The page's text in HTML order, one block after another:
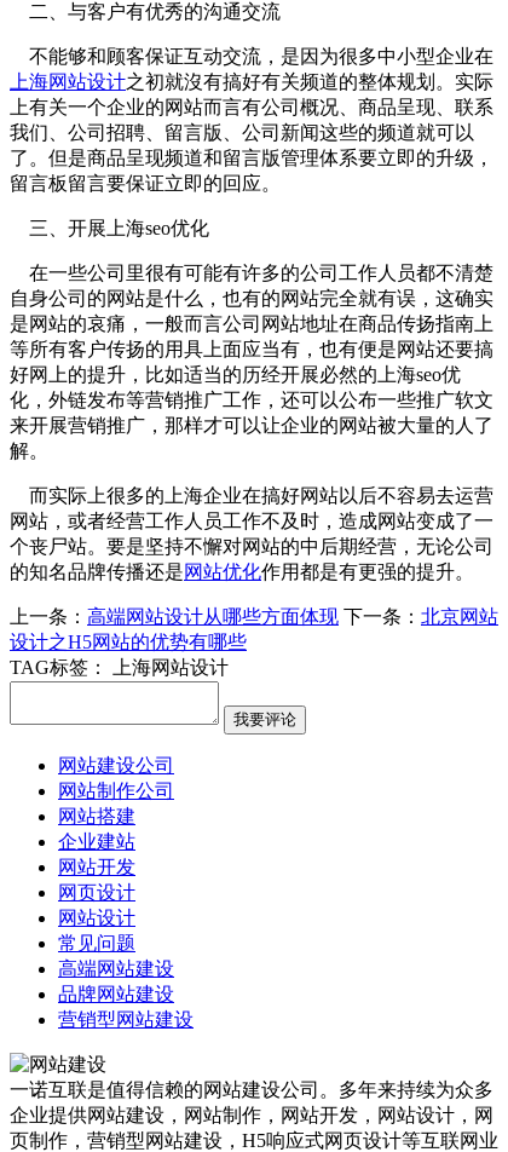
二、与客户有优秀的沟通交流
不能够和顾客保证互动交流，是因为很多中小型企业在
上海网站设计之初就沒有搞好有关频道的整体规划。实际
上有关一个企业的网站而言有公司概况、商品呈现、联系
我们、公司招聘、留言版、公司新闻这些的频道就可以
了。但是商品呈现频道和留言版管理体系要立即的升级，
留言板留言要保证立即的回应。
三、开展上海seo优化
在一些公司里很有可能有许多的公司工作人员都不清楚
自身公司的网站是什么，也有的网站完全就有误，这确实
是网站的哀痛，一般而言公司网站地址在商品传扬指南上
等所有客户传扬的用具上面应当有，也有便是网站还要搞
好网上的提升，比如适当的历经开展必然的上海seo优
化，外链发布等营销推广工作，还可以公布一些推广软文
来开展营销推广，那样才可以让企业的网站被大量的人了
解。
而实际上很多的上海企业在搞好网站以后不容易去运营
网站，或者经营工作人员工作不及时，造成网站变成了一
个丧尸站。要是坚持不懈对网站的中后期经营，无论公司
的知名品牌传播还是网站优化作用都是有更强的提升。
上一条： 高端网站设计从哪些方面体现 下一条： 北京网站
设计之H5网站的优势有哪些
TAG标签：
上海网站设计
网站建设公司
网站制作公司
网站搭建
企业建站
网站开发
网页设计
网站设计
常见问题
高端网站建设
品牌网站建设
营销型网站建设
一诺互联是值得信赖的网站建设公司。多年来持续为众多
企业提供网站建设，网站制作，网站开发，网站设计，网
页制作，营销型网站建设，H5响应式网页设计等互联网业